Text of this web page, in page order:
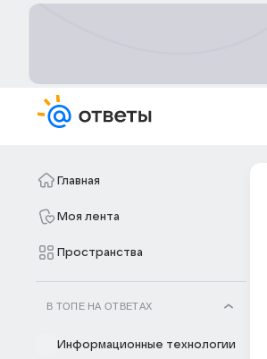
Главная
Моя лента
Пространства
В ТОПЕ НА ОТВЕТАХ
Информационные технологии